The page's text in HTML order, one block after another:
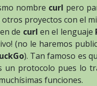
nombre curl pero
proyectos con el
de curl en el lenguaje
(no le haremos
). Tan famoso es
un protocolo pues lo
funciones.